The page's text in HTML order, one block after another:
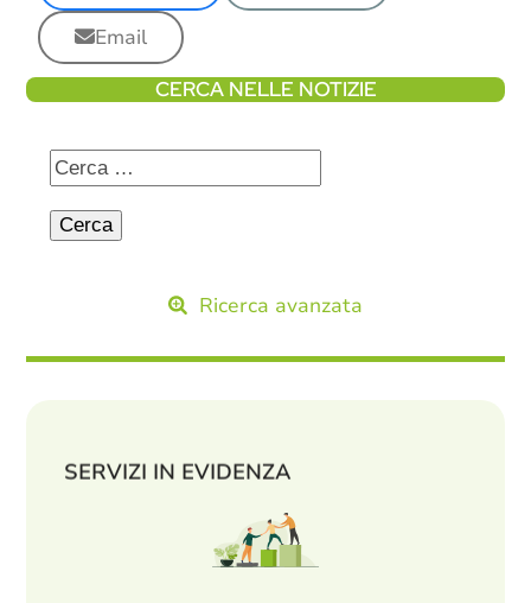
Email
CERCA NELLE NOTIZIE
Ricerca avanzata
SERVIZI IN EVIDENZA